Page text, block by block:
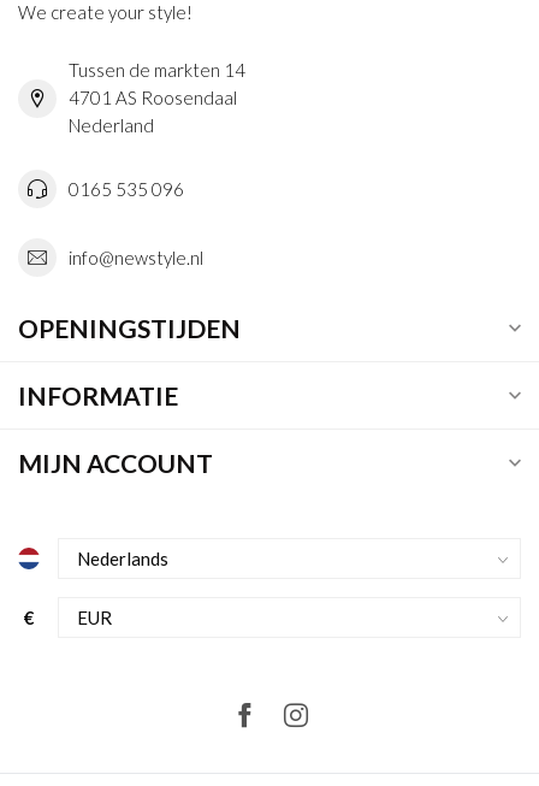
We create your style!
Tussen de markten 14
4701 AS Roosendaal
Nederland
0165 535 096
info@newstyle.nl
OPENINGSTIJDEN
INFORMATIE
MIJN ACCOUNT
€